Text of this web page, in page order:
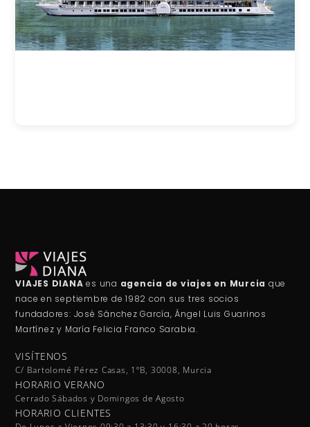
VIAJES DIANA es una agencia de viajes en Murcia que
nace en septiembre de 1982 con sus tres socios
fundadores: José Sánchez García, Ángel Luis Guarinos
Martínez y María Felicia Franco Sarabia.
VISÍTENOS
C/ Bartolomé Pérez Casas, 1ºB, 30008, Murcia
HORARIO VERANO
Cerrado Sábados y Domingos de Agosto
HORARIO CLIENTES